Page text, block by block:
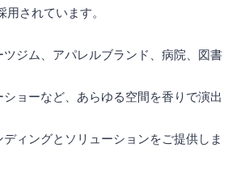
されています。
ジム、アパレルブランド、病院、図書
ョーなど、あらゆる空間を香りで演出
ィングとソリューションをご提供しま